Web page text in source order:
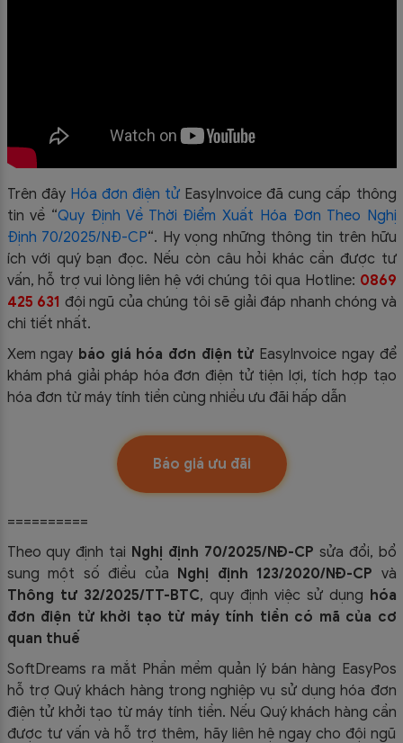
Trên đây Hóa đơn điện tử EasyInvoice đã cung cấp thông
tin về “Quy Định Về Thời Điểm Xuất Hóa Đơn Theo Nghị
Định 70/2025/NĐ-CP“. Hy vọng những thông tin trên hữu
ích với quý bạn đọc. Nếu còn câu hỏi khác cần được tư
vấn, hỗ trợ vui lòng liên hệ với chúng tôi qua Hotline: 0869
425 631 đội ngũ của chúng tôi sẽ giải đáp nhanh chóng và
chi tiết nhất.
Xem ngay báo giá hóa đơn điện tử EasyInvoice ngay để
khám phá giải pháp hóa đơn điện tử tiện lợi, tích hợp tạo
hóa đơn từ máy tính tiền cùng nhiều ưu đãi hấp dẫn
Báo giá ưu đãi
==========
Theo quy định tại Nghị định 70/2025/NĐ-CP sửa đổi, bổ
sung một số điều của Nghị định 123/2020/NĐ-CP và
Thông tư 32/2025/TT-BTC, quy định việc sử dụng hóa
đơn điện tử khởi tạo từ máy tính tiền có mã của cơ
quan thuế
SoftDreams ra mắt Phần mềm quản lý bán hàng EasyPos
hỗ trợ Quý khách hàng trong nghiệp vụ sử dụnghóa đơn
điện tử khởi tạo từ máy tính tiền. Nếu Quý khách hàng cần
được tư vấn và hỗ trợ thêm, hãy liên hệ ngay cho đội ngũ